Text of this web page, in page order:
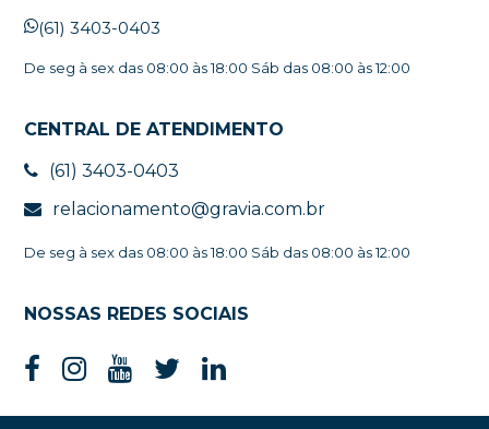
(61) 3403-0403
De seg à sex das 08:00 às 18:00 Sáb das 08:00 às 12:00
CENTRAL DE ATENDIMENTO
(61) 3403-0403
relacionamento@gravia.com.br
De seg à sex das 08:00 às 18:00 Sáb das 08:00 às 12:00
NOSSAS REDES SOCIAIS